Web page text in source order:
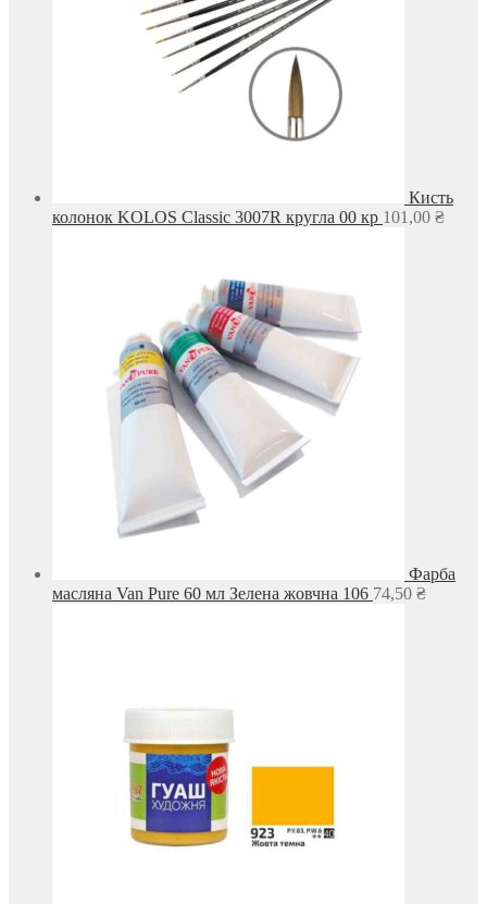
Кисть
колонок KOLOS Classic 3007R кругла 00 кр 101,00 ₴
Фарба
масляна Van Pure 60 мл Зелена жовчна 106 74,50 ₴